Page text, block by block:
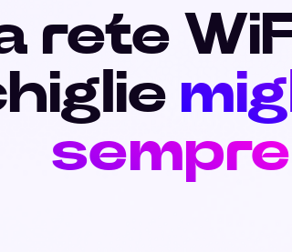
rete
sempre